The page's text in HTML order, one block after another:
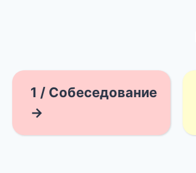
1 / Собеседование
→